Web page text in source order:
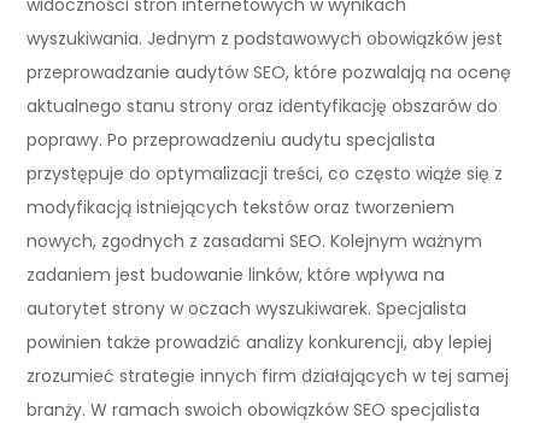
wyszukiwania. Jednym z podstawowych obowiązków jest
przeprowadzanie audytów SEO, które pozwalają na ocenę
aktualnego stanu strony oraz identyfikację obszarów do
poprawy. Po przeprowadzeniu audytu specjalista
przystępuje do optymalizacji treści, co często wiąże się z
modyfikacją istniejących tekstów oraz tworzeniem
nowych, zgodnych z zasadami SEO. Kolejnym ważnym
zadaniem jest budowanie linków, które wpływa na
autorytet strony w oczach wyszukiwarek. Specjalista
powinien także prowadzić analizy konkurencji, aby lepiej
zrozumieć strategie innych firm działających w tej samej
branży. W ramach swoich obowiązków SEO specjalista